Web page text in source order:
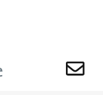
FacebookInstagram
le compte
vers la chaîne